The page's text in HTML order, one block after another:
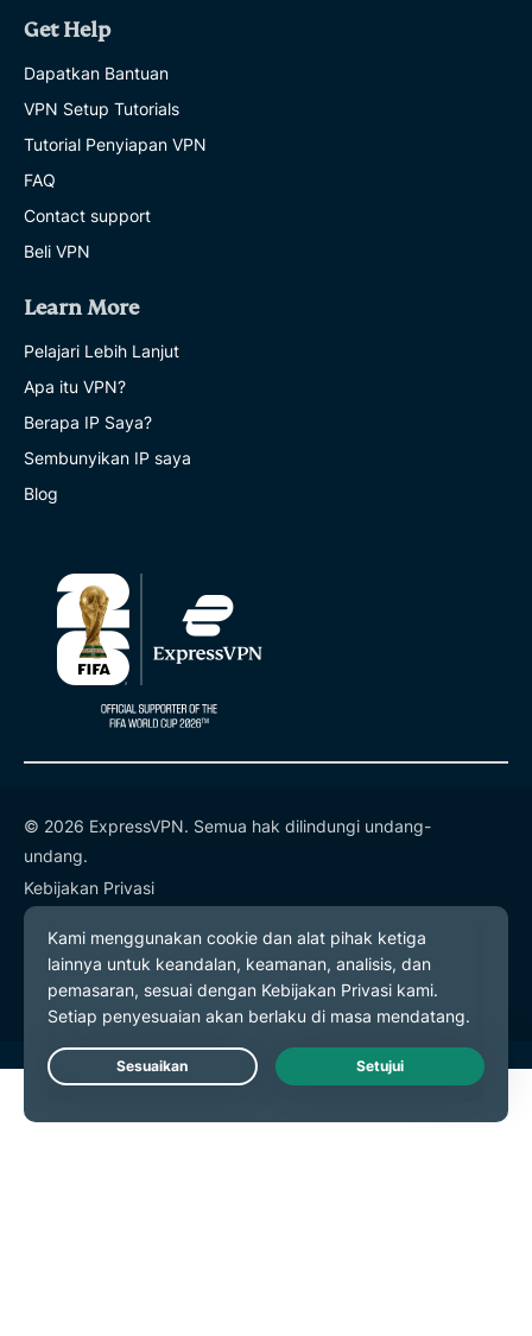
Get Help
Dapatkan Bantuan
VPN Setup Tutorials
Tutorial Penyiapan VPN
FAQ
Contact support
Beli VPN
Learn More
Pelajari Lebih Lanjut
Apa itu VPN?
Berapa IP Saya?
Sembunyikan IP saya
Blog
© 2026 ExpressVPN. Semua hak dilindungi undang-
undang.
Kebijakan Privasi
Ketentuan Layanan
Preferensi Cookie
Live Chat